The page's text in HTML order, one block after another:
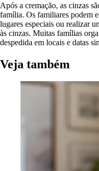
Após a cremação, as cinzas
família. Os familiares podem
lugares especiais ou realizar
às cinzas. Muitas famílias
despedida em locais e datas
Veja também